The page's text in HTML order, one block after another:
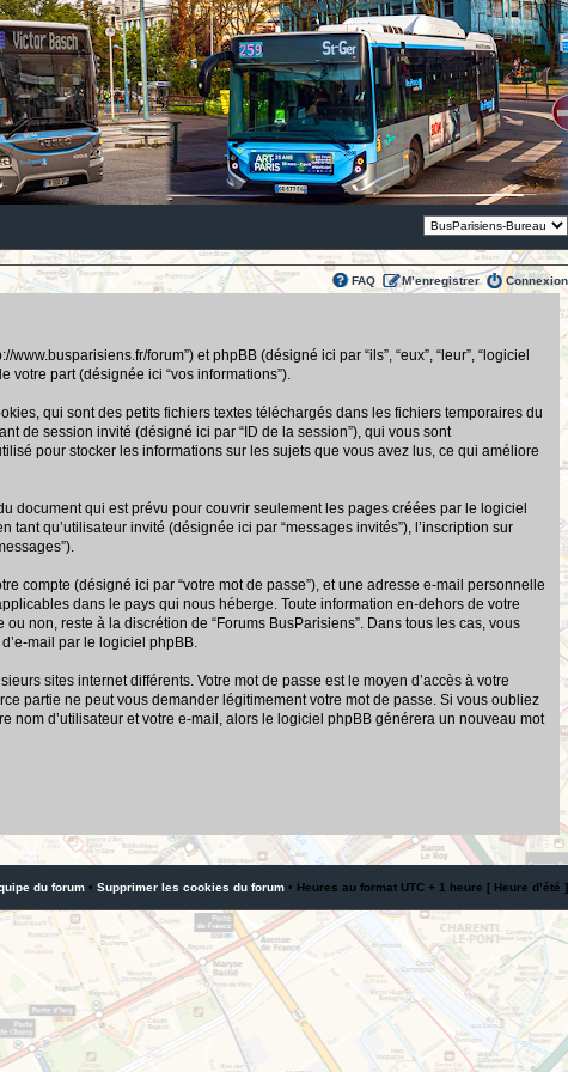
FAQ M’enregistrer Connexion
forum”) et phpBB (désigné ici par “ils”, “eux”, “leur”, “logiciel
votre part (désignée ici “vos informations”).
qui sont des petits fichiers textes téléchargés dans les fichiers temporaires du
de session invité (désigné ici par “ID de la session”), qui vous sont
pour stocker les informations sur les sujets que vous avez lus, ce qui améliore
document qui est prévu pour couvrir seulement les pages créées par le logiciel
qu’utilisateur invité (désignée ici par “messages invités”), l’inscription sur
compte (désigné ici par “votre mot de passe”), et une adresse e-mail personnelle
dans le pays qui nous héberge. Toute information en-dehors de votre
non, reste à la discrétion de “Forums BusParisiens”. Dans tous les cas, vous
mail par le logiciel phpBB.
sites internet différents. Votre mot de passe est le moyen d’accès à votre
partie ne peut vous demander légitimement votre mot de passe. Si vous oubliez
nom d’utilisateur et votre e-mail, alors le logiciel phpBB générera un nouveau mot
du forum • Supprimer les cookies du forum • Heures au format UTC + 1 heure [ Heure d’été ]